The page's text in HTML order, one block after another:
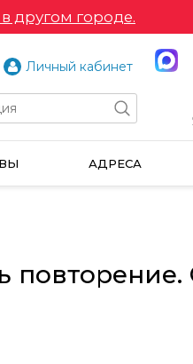
другом городе.
Личный кабинет
АДРЕСА